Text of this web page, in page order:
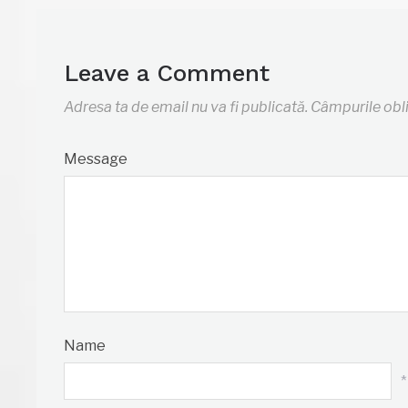
Leave a Comment
Adresa ta de email nu va fi publicată. Câmpurile
Message
Name
*